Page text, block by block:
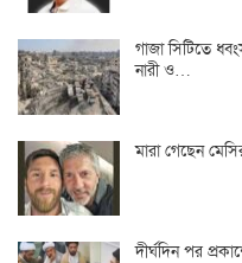
গাজা সিটিতে
নারী ও…
মারা গেছেন
দীর্ঘদিন পর